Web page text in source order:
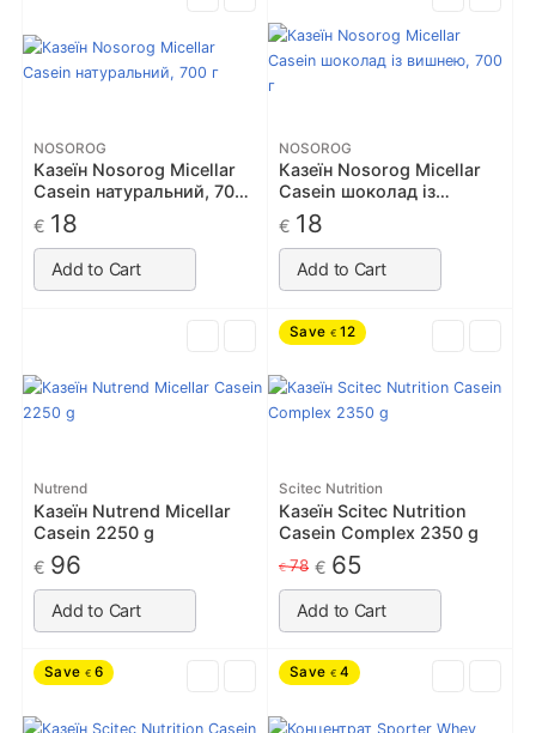
NOSOROG
Казеїн Nosorog Micellar
Casein натуральний, 700
€ 18
Add to Cart
NOSOROG
Казеїн Nosorog Micellar
Casein шоколад із
вишнею, 700 г
€ 18
Add to Cart
Nutrend
Казеїн Nutrend Micellar
Casein 2250 g
€ 96
Add to Cart
Save € 12
Scitec Nutrition
Казеїн Scitec Nutrition
Casein Complex 2350 g
€78 € 65
Add to Cart
Save € 6 Save € 4